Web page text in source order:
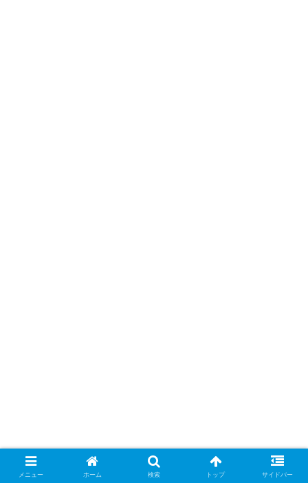
メニュー ホーム 検索 トップ サイドバー